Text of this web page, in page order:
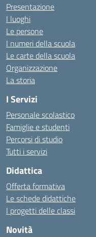
Presentazione
I luoghi
Le persone
I numeri della scuola
Le carte della scuola
Organizzazione
La storia
I Servizi
Personale scolastico
Famiglie e studenti
Percorsi di studio
Tutti i servizi
Didattica
Offerta formativa
Le schede didattiche
I progetti delle classi
Novità